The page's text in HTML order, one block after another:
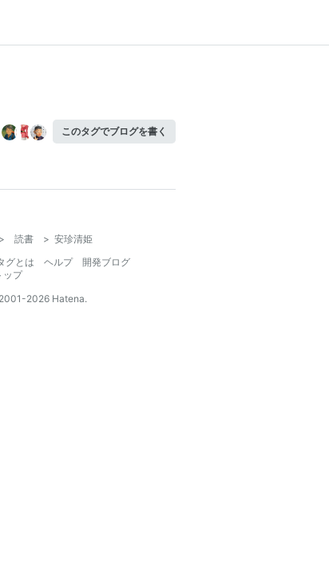
このタグでブログを書く
> 読書 > 安珍清姫
グとは
ヘルプ
開発ブログ
ップ
2026 Hatena.